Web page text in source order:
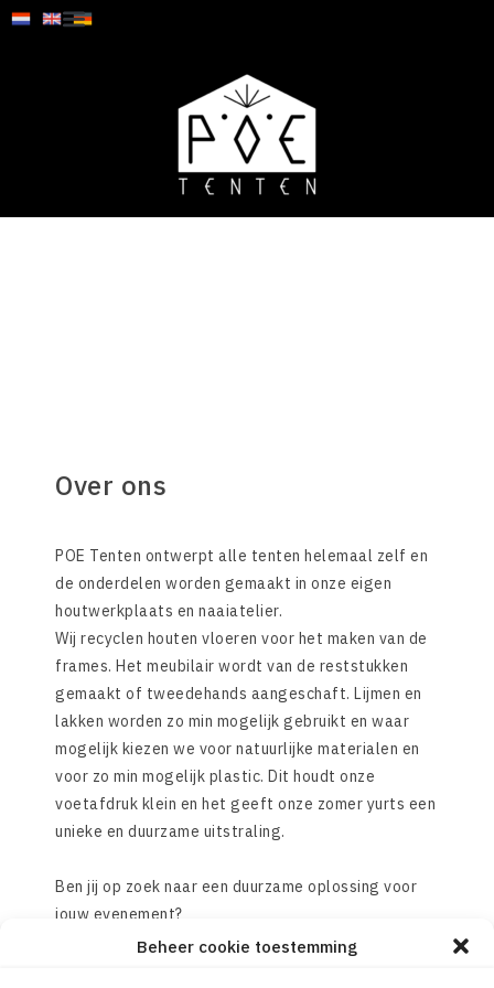
Beheer cookie toestemming
Over ons
POE Tenten ontwerpt alle tenten helemaal zelf en
de onderdelen worden gemaakt in onze eigen
houtwerkplaats en naaiatelier.
Wij recyclen houten vloeren voor het maken van de
frames. Het meubilair wordt van de reststukken
gemaakt of tweedehands aangeschaft. Lijmen en
lakken worden zo min mogelijk gebruikt en waar
mogelijk kiezen we voor natuurlijke materialen en
voor zo min mogelijk plastic. Dit houdt onze
voetafdruk klein en het geeft onze zomer yurts een
unieke en duurzame uitstraling.
Ben jij op zoek naar een duurzame oplossing voor
jouw evenement?
0644846214 of mailinfo@poe-tenten.nl